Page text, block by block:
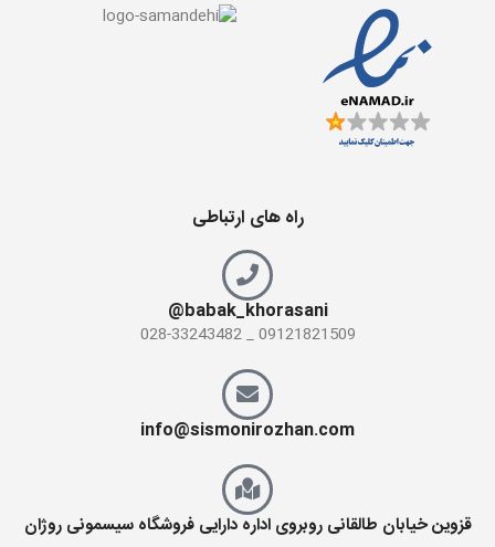
راه های ارتباطی
babak_khorasani@
09121821509 _ 028-33243482
info@sismonirozhan.com
قزوین خیابان طالقانی روبروی اداره دارایی فروشگاه سیسمونی روژان